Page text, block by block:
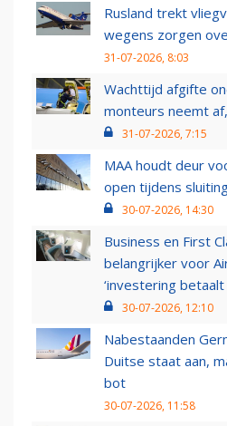
Rusland trekt
wegens zorgen
31-07-2026, 8:03
Wachttijd afgifte
monteurs neemt
31-07-2026, 7:15
MAA houdt deur
open tijdens
30-07-2026, 14:30
Business en First
belangrijker voor
‘investering betaalt
30-07-2026, 12:10
Nabestaanden
Duitse staat aan,
bot
30-07-2026, 11:58